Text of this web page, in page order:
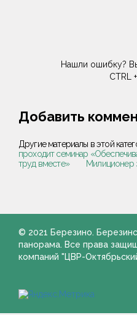
Нашли ошибку?
CTRL
Добавить
Другие материалы в этой
проходит семинар
труд вместе»
Милиционер
© 2021 Березино.
панорама. Все права
компаний "ЦВР-